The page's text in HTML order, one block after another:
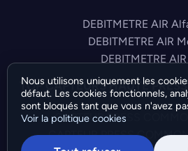
DEBITMETRE AIR
DEBITMETRE AIR
DEBITMETRE
TOP CAPTEURS HAUTE
CAPTEUR PRESS
CAPTEUR PRESS
Nous utilisons uniquement les
défaut. Les cookies fonctionnels,
sont bloqués tant que vous n'avez
Voir la politique cookies